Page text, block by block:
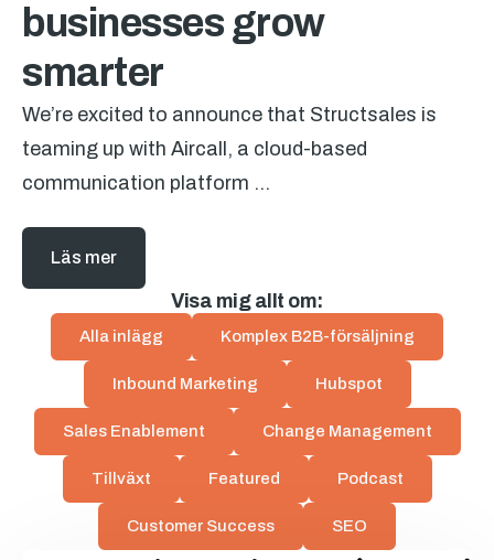
businesses grow
smarter
We’re excited to announce that Structsales is
teaming up with Aircall, a cloud-based
communication platform ...
Läs mer
Visa mig allt om:
Alla inlägg Komplex B2B-försäljning
Inbound Marketing Hubspot
Sales Enablement Change Management
Tillväxt Featured Podcast
Customer Success SEO